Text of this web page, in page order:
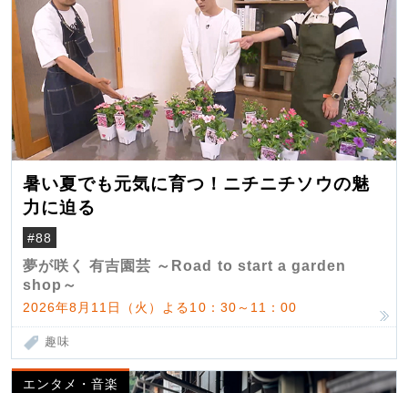
暑い夏でも元気に育つ！ニチニチソウの魅
力に迫る
#88
夢が咲く 有吉園芸 ～Road to start a garden
shop～
2026年8月11日（火）よる10：30～11：00
趣味
エンタメ・音楽